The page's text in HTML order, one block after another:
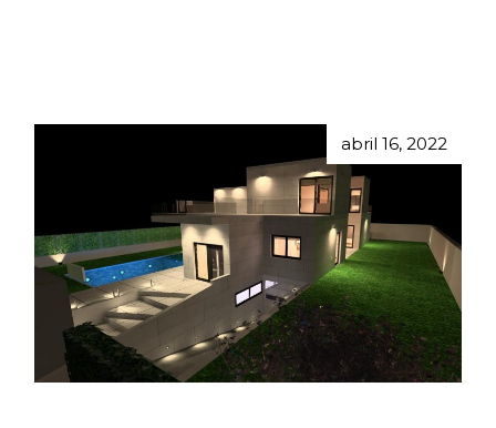
abril 16, 2022